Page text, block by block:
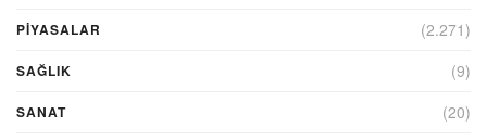
PİYASALAR (2.271)
SAĞLIK (9)
SANAT (20)